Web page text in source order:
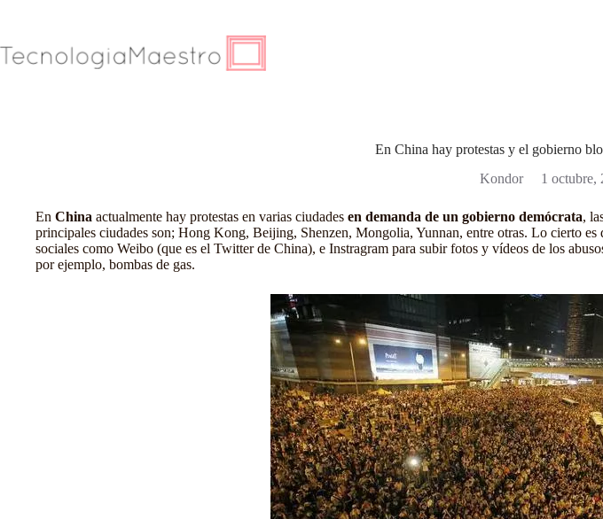
En China hay protestas y el gobierno
Kondor
1 octubre,
En China actualmente hay protestas en varias ciudades en demanda de un gobierno demócrata,
principales ciudades son; Hong Kong, Beijing, Shenzen, Mongolia, Yunnan, entre otras. Lo cierto es
sociales como Weibo (que es el Twitter de China), e Instragram para subir fotos y vídeos de los
por ejemplo, bombas de gas.